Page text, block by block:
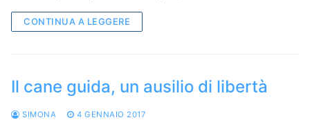
CONTINUA A LEGGERE
Il cane guida, un ausilio di libertà
SIMONA 4 GENNAIO 2017